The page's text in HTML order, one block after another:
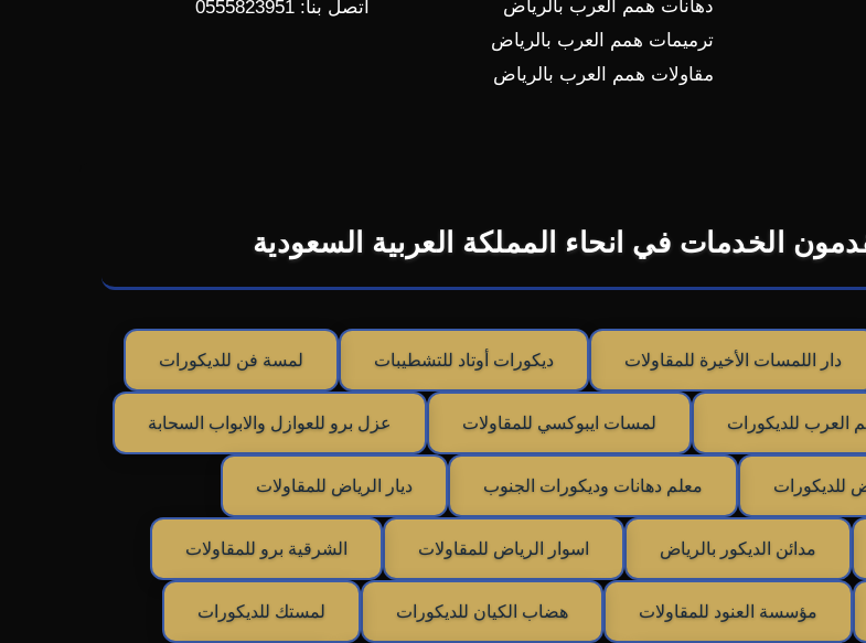
دهانات همم العرب بالرياض
ترميمات همم العرب بالرياض
مقاولات همم العرب بالرياض
اتصل بنا: 0555823951
الخدمات في انحاء المملكة العربية السعودية
دار اللمسات الأخيرة للمقاولات ديكورات أوتاد للتشطيبات لمسة فن للديكورات
العرب للديكورات لمسات ايبوكسي للمقاولات عزل برو للعوازل والابواب السحابة
للديكورات معلم دهانات وديكورات الجنوب ديار الرياض للمقاولات
مدائن الديكور بالرياض اسوار الرياض للمقاولات الشرقية برو للمقاولات
مؤسسة العنود للمقاولات هضاب الكيان للديكورات لمستك للديكورات